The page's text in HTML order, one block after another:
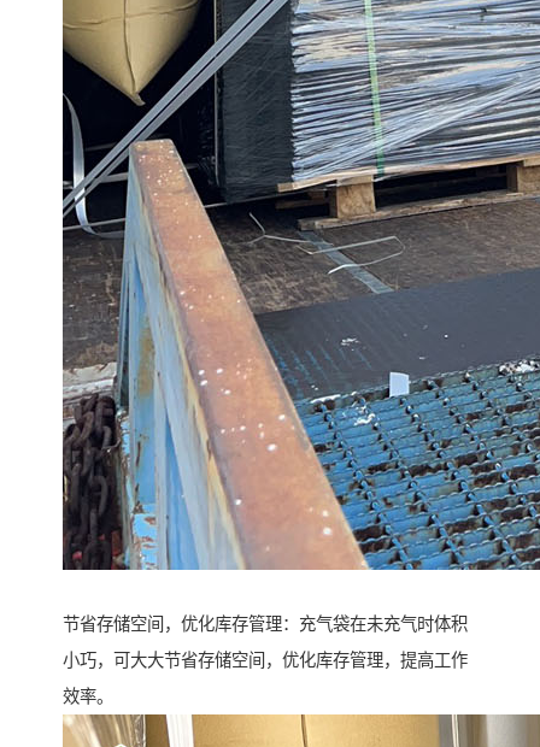
节省存储空间，优化库存管理：充气袋在未充气时体积
小巧，可大大节省存储空间，优化库存管理，提高工作
效率。